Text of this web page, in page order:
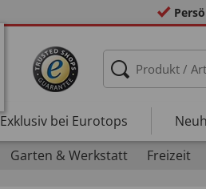
Exklusiv bei Eurotops
Garten & Werkstatt Freizeit